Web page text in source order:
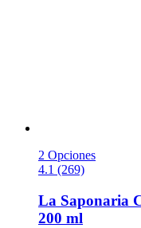
2 Opciones
4.1 (269)
La Saponaria
200 ml